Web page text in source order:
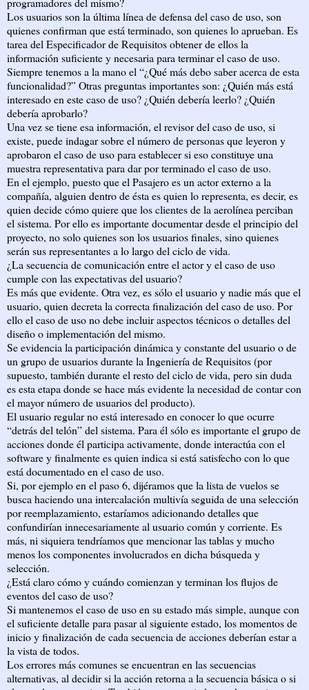
Los usuarios son la última línea de defensa del caso de uso, son
quienes confirman que está terminado, son quienes lo aprueban. Es
tarea del Especificador de Requisitos obtener de ellos la
información suficiente y necesaria para terminar el caso de uso.
Siempre tenemos a la mano el “¿Qué más debo saber acerca de esta
funcionalidad?” Otras preguntas importantes son: ¿Quién más está
interesado en este caso de uso? ¿Quién debería leerlo? ¿Quién
debería aprobarlo?
Una vez se tiene esa información, el revisor del caso de uso, si
existe, puede indagar sobre el número de personas que leyeron y
aprobaron el caso de uso para establecer si eso constituye una
muestra representativa para dar por terminado el caso de uso.
En el ejemplo, puesto que el Pasajero es un actor externo a la
compañía, alguien dentro de ésta es quien lo representa, es decir, es
quien decide cómo quiere que los clientes de la aerolínea perciban
el sistema. Por ello es importante documentar desde el principio del
proyecto, no solo quienes son los usuarios finales, sino quienes
serán sus representantes a lo largo del ciclo de vida.
¿La secuencia de comunicación entre el actor y el caso de uso
cumple con las expectativas del usuario?
Es más que evidente. Otra vez, es sólo el usuario y nadie más que el
usuario, quien decreta la correcta finalización del caso de uso. Por
ello el caso de uso no debe incluir aspectos técnicos o detalles del
diseño o implementación del mismo.
Se evidencia la participación dinámica y constante del usuario o de
un grupo de usuarios durante la Ingeniería de Requisitos (por
supuesto, también durante el resto del ciclo de vida, pero sin duda
es esta etapa donde se hace más evidente la necesidad de contar con
el mayor número de usuarios del producto).
El usuario regular no está interesado en conocer lo que ocurre
“detrás del telón” del sistema. Para él sólo es importante el grupo de
acciones donde él participa activamente, donde interactúa con el
software y finalmente es quien indica si está satisfecho con lo que
está documentado en el caso de uso.
Si, por ejemplo en el paso 6, dijéramos que la lista de vuelos se
busca haciendo una intercalación multivía seguida de una selección
por reemplazamiento, estaríamos adicionando detalles que
confundirían innecesariamente al usuario común y corriente. Es
más, ni siquiera tendríamos que mencionar las tablas y mucho
menos los componentes involucrados en dicha búsqueda y
selección.
¿Está claro cómo y cuándo comienzan y terminan los flujos de
eventos del caso de uso?
Si mantenemos el caso de uso en su estado más simple, aunque con
el suficiente detalle para pasar al siguiente estado, los momentos de
inicio y finalización de cada secuencia de acciones deberían estar a
la vista de todos.
Los errores más comunes se encuentran en las secuencias
alternativas, al decidir si la acción retorna a la secuencia básica o si